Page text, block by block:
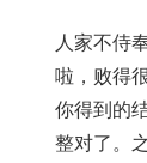
人家不侍
啦，败得
你得到的
整对了。